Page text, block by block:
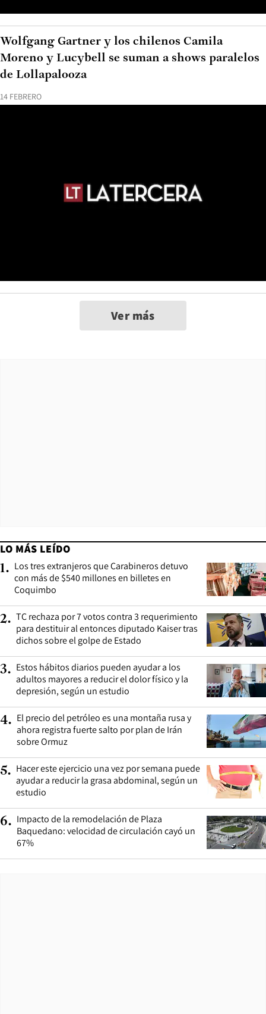
14 FEBRERO
Wolfgang Gartner y los chilenos Camila
Moreno y Lucybell se suman a shows paralelos
de Lollapalooza
Ver más
LO MÁS LEÍDO
1. Los tres extranjeros que Carabineros detuvo
con más de $540 millones en billetes en
Coquimbo
2. TC rechaza por 7 votos contra 3 requerimiento
para destituir al entonces diputado Kaiser tras
dichos sobre el golpe de Estado
3. Estos hábitos diarios pueden ayudar a los
adultos mayores a reducir el dolor físico y la
depresión, según un estudio
4. El precio del petróleo es una montaña rusa y
ahora registra fuerte salto por plan de Irán
sobre Ormuz
5. Hacer este ejercicio una vez por semana puede
ayudar a reducir la grasa abdominal, según un
estudio
6. Impacto de la remodelación de Plaza
Baquedano: velocidad de circulación cayó un
67%